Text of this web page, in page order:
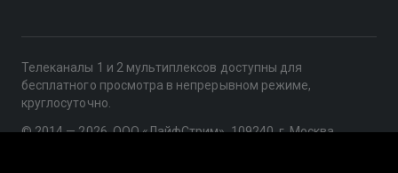
Телеканалы 1 и 2 мультиплексов доступны для
бесплатного просмотра в непрерывном режиме,
круглосуточно.
© 2014 — 2026, ООО «ЛайфСтрим», 109240, г. Москва,